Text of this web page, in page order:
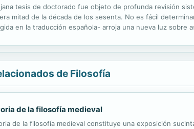
tesis de doctorado fue objeto de profunda revisión
mitad de la década de los sesenta. No es fácil
en la traducción española- arroja una nueva luz sobre
de Filosofía
de la filosofía medieval
de la filosofía medieval constituye una exposición